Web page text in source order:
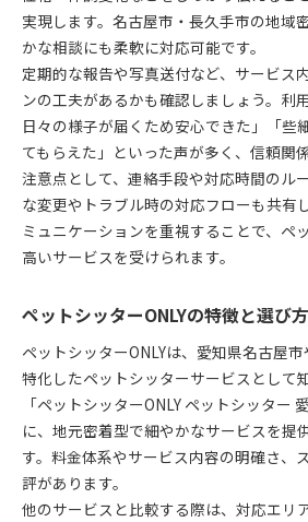
実現します。名古屋市・長久手市の地域
かな相談にも柔軟に対応可能です。
定期的な報告や写真送付など、サービス
ンの工夫があるかも確認しましょう。利
日々の様子が届くため安心できた」「些
てもらえた」といった声が多く、信頼関
注意点として、連絡手段や対応時間のル
な変更やトラブル時の対応フローも共有
ミュニケーションを重視することで、ペ
高いサービスを受けられます。
ペットシッターONLYの特徴と選び
ペットシッターONLYは、愛知県名古屋
特化したペットシッターサービスとして
「ペットシッターONLY ペットシッター
に、地元密着型で細やかなサービスを提
す。料金体系やサービス内容の明確さ、
評があります。
他のサービスと比較する際は、対応エリ